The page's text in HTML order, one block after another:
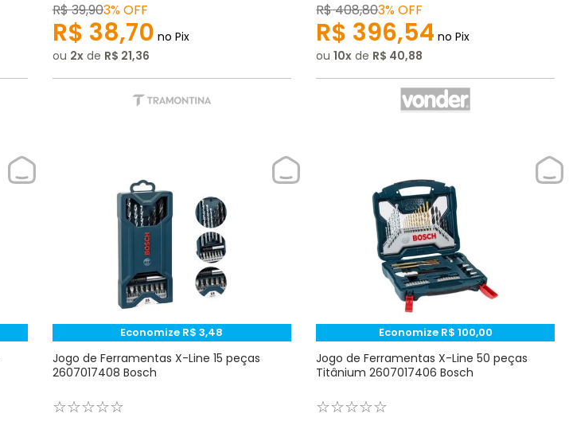
R$39,903%OFF
R$ 38,70 no Pix
ou 2 de R$ 21,36
R$408,803%OFF
R$ 396,54 no Pix
ou10 de R$ 40,88
Economize R$ 3,48
Jogo de Ferramentas X-Line 15 peças
2607017408 Bosch
☆☆☆☆☆
Economize R$ 100,00
Jogo de Ferramentas X-Line 50 peças
Titânium 2607017406 Bosch
☆☆☆☆☆